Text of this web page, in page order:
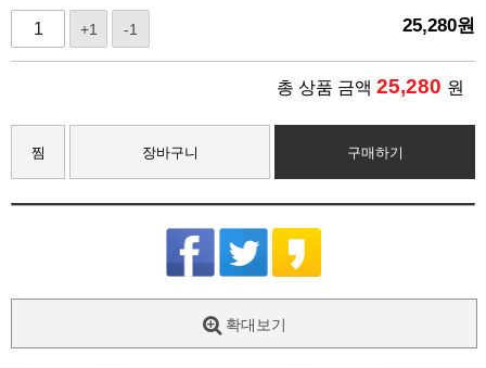
+1 -1 25,280원
총 상품 금액 25,280 원
찜 장바구니 구매하기
확대보기